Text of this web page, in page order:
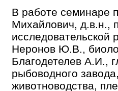
В работе семинаре
Михайлович, д.в.н.,
Неронов Ю.В.,
Благодетелев А.И.,
рыбоводного
животноводства,